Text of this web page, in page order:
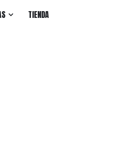
TIENDA